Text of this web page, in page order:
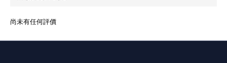
尚未有任何評價